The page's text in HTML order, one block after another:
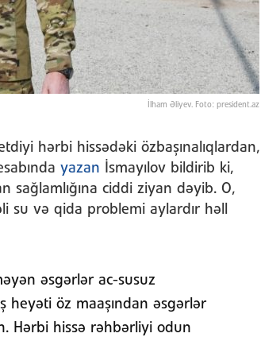
İlham Əliyev. Foto: president.az
hərbi hissədəki özbaşınalıqlardan,
yazan
İsmayılov bildirib ki,
sağlamlığına ciddi ziyan dəyib. O,
su və qida problemi aylardır həll
əsgərlər ac-susuz
heyəti öz maaşından əsgərlər
Hərbi hissə rəhbərliyi odun